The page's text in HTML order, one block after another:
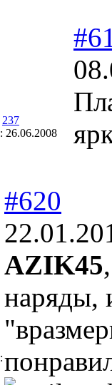
237
26.06.2008
#620
AZIK45
наряды,